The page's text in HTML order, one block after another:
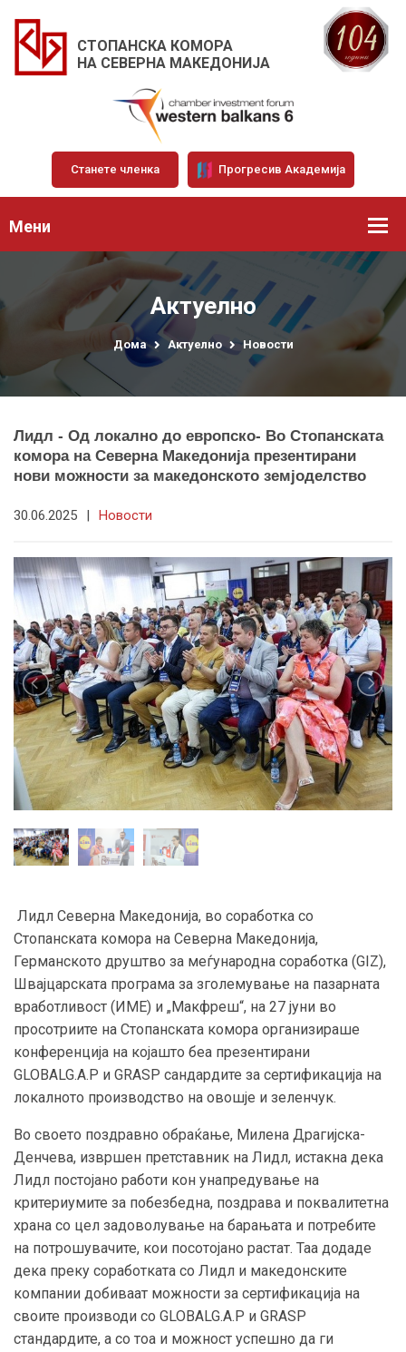
СТОПАНСКА КОМОРА
НА СЕВЕРНА МАКЕДОНИЈА
Станете членка Прогресив Академија
Мени
Актуелно
Дома Актуелно Новости
Лидл - Од локално до европско- Во Стопанската
комора на Северна Македонија презентирани
нови можности за македонското земјоделство
30.06.2025 | Новости
Лидл Северна Македонија, во соработка со
Стопанската комора на Северна Македонија,
Германското друштво за меѓународна соработка (GIZ),
Швајцарската програма за зголемување на пазарната
вработливост (ИМЕ) и „Макфреш“, на 27 јуни во
просотриите на Стопанската комора организираше
конференција на којашто беа презентирани
GLOBALG.A.P и GRASP сандардите за сертификација на
локалното производство на овошје и зеленчук.
Во своето поздравно обраќање, Милена Драгијска-
Денчева, извршен претставник на Лидл, истакна дека
Лидл постојано работи кон унапредување на
критериумите за побезбедна, поздрава и поквалитетна
храна со цел задоволување на барањата и потребите
на потрошувачите, кои посотојано растат. Таа додаде
дека преку соработката со Лидл и македонските
компании добиваат можности за сертификација на
своите производи со GLOBALG.A.P и GRASP
стандардите, а со тоа и можност успешно да ги